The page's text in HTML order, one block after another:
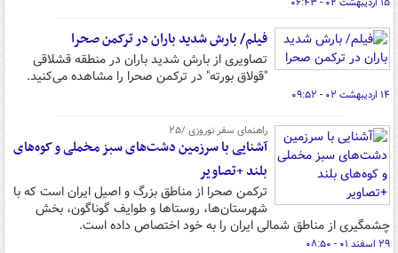
فیلم/ بارش شدید باران در ترکمن صحرا
تصاویری از بارش شدید باران در منطقه قشلاقی
"قولاق بورته" در ترکمن صحرا را مشاهده می‌کنید.
۱۴ اردیبهشت ۰۲ - ۰۹:۵۲
راهنمای سفر نوروزی /۲۵
آشنایی با سرزمین دشت‌های سبز مخملی و کوه‌های
بلند +تصاویر
ترکمن صحرا از مناطق بزرگ و اصیل ایران است که با
شهرستان‌ها، روستاها و طوایف گوناگون، بخش
چشمگیری از مناطق شمالی ایران را به خود اختصاص داده است.
۲۹ اسفند ۰۱ - ۰۸:۵۰